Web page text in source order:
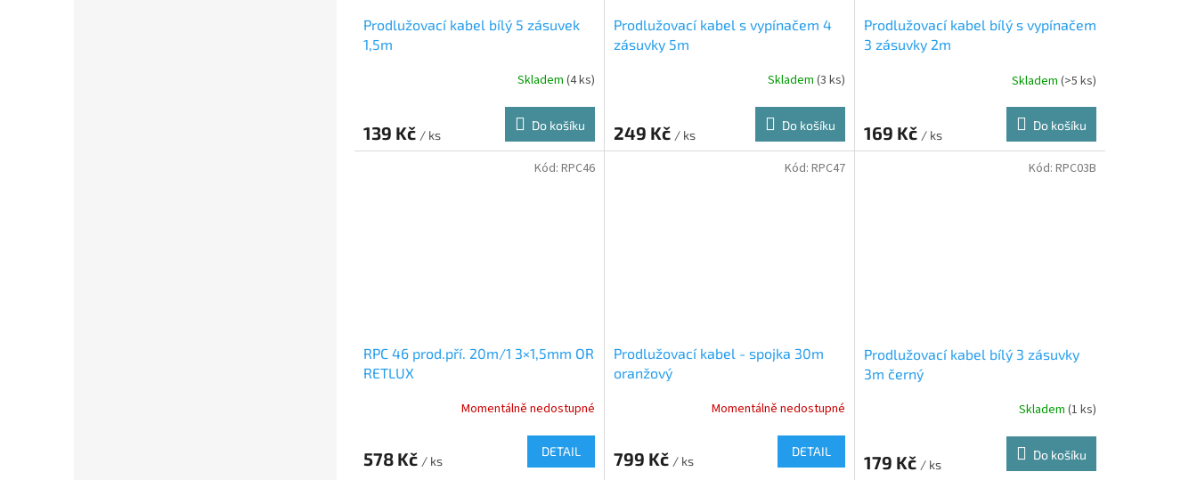
Prodlužovací kabel bílý 5 zásuvek
1,5m
Skladem (4 ks)
139 Kč / ks
Do košíku
Prodlužovací kabel s vypínačem 4
zásuvky 5m
Skladem (3 ks)
249 Kč / ks
Do košíku
Prodlužovací kabel bílý s vypínačem
3 zásuvky 2m
Skladem (>5 ks)
169 Kč / ks
Do košíku
RPC 46 prod.pří. 20m/1 3×1,5mm OR
RETLUX
Momentálně nedostupné
578 Kč / ks
DETAIL
Kód: RPC46
Prodlužovací kabel - spojka 30m
oranžový
Momentálně nedostupné
799 Kč / ks
DETAIL
Kód: RPC47
Prodlužovací kabel bílý 3 zásuvky
3m černý
Skladem (1 ks)
179 Kč / ks
Do košíku
Kód: RPC03B